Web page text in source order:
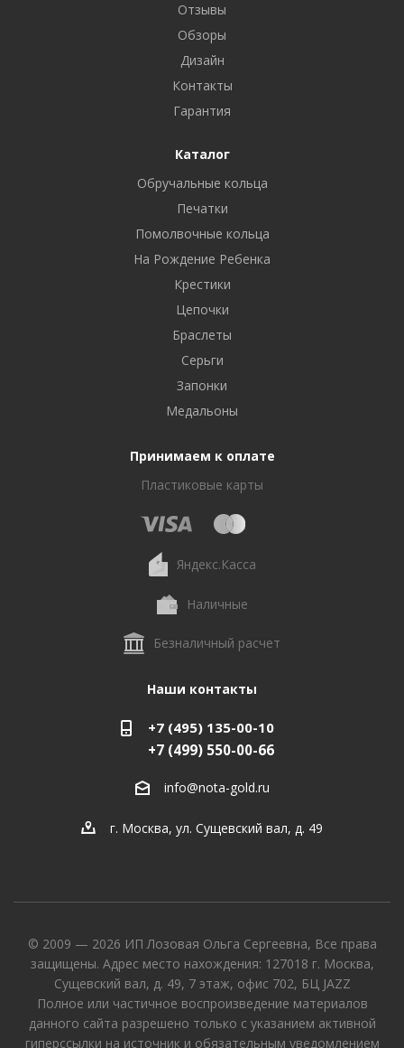
Отзывы
Обзоры
Дизайн
Контакты
Гарантия
Каталог
Обручальные кольца
Печатки
Помолвочные кольца
На Рождение Ребенка
Крестики
Цепочки
Браслеты
Серьги
Запонки
Медальоны
Принимаем к оплате
Пластиковые карты
Яндекс.Касса
Наличные
Безналичный расчет
Наши контакты
+7 (495) 135-00-10
+7 (499) 550-00-66
info@nota-gold.ru
г. Москва, ул. Сущевский вал, д. 49
© 2009 — 2026 ИП Лозовая Ольга Сергеевна, Все права
защищены. Адрес место нахождения: 127018 г. Москва,
Сущевский вал, д. 49, 7 этаж, офис 702, БЦ JAZZ
Полное или частичное воспроизведение материалов
данного сайта разрешено только с указанием активной
гиперссылки на источник и обязательным уведомлением